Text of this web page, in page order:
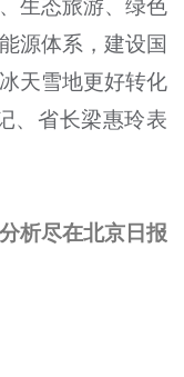
生态旅游、绿色
源体系，建设国
天雪地更好转化
、省长梁惠玲表
析尽在北京日报